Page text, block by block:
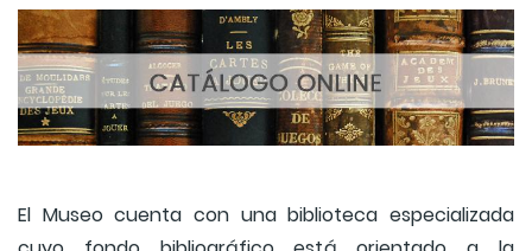
El Museo cuenta con una biblioteca especializada